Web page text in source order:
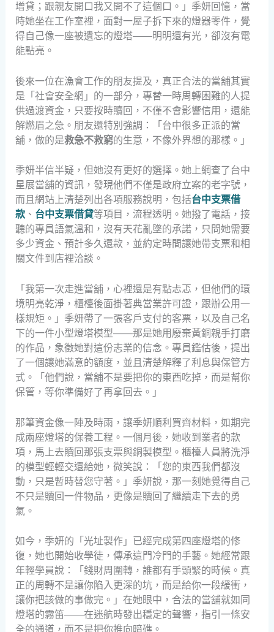
增貸；跟親友開口我又開不了這個口。」季妍回憶，當
時她坐在工作室裡，面對一屋子拆下來的燈器零件，覺
得自己像一座被遺忘的燈塔——明明還有光，卻沒有電
能點亮。
後來一位在漁會工作的朋友提及，真正合法的當舖其實
是「社會安全網」的一部分，專替一時周轉困難的人提
供過渡資金，只要按時贖回，不僅不會影響信用，還能
解燃眉之急。朋友還特別強調：「台中很多正派的當
舖，做的是救急不救窮的生意，不像外界想的那樣。」
季妍半信半疑，但她沒有更好的選擇。她上網查了台中
星展當舖的資訊，發現他們不僅是政府立案的老字號，
而且網站上清楚列出各項服務說明，包括台中支票借
款、 台中支票借貸等項目，流程透明。她撥了電話，接
聽的專員語氣溫和，沒有天花亂墜的承諾，只問她需要
多少資金、預計多久還款，並約定時間讓她帶支票和相
關文件到店裡洽談。
「我第一次走進當舖，心裡還是有點忐忑，但他們的環
境明亮乾淨，櫃檯後面掛著典當業許可證，跟辦公用一
樣規矩。」季妍帶了一張客戶支付的客票，以及自己名
下的一件小型燈塔模型——那是她用廢棄黃銅親手打磨
的作品，象徵她對這份志業的信念。專員鑑估後，提出
了一個讓她滿意的額度，並且清楚解釋了利息與保管方
式。「他們說，當舖不是要把你的東西吃掉，而是幫你
保管，等你準備好了再拿回去。」
那筆資金像一陣及時雨，讓季妍順利買齊材料，如期完
成兩座燈塔的保養工程。一個月後，她收到業者的款
項，馬上去贖回那張支票與銅製模型。櫃檯人員將洗淨
的模型輕輕交還給她，微笑說：「您的東西我們都沒
動，只是暫時替您守著。」季妍說，那一刻她覺得自己
不只是贖回一件物品，更像是贖回了繼續走下去的勇
氣。
如今，季妍的「光址製作」已經完成第四座燈塔的修
復，她也開始收學徒，傳承這門冷門的手藝。她經常跟
年輕學員說：「錢財周圍轉，誰都有手頭緊的時候。真
正的周轉不是讓你陷入更深的坑，而是給你一段緩衝，
讓你把該做的事做完。」在她眼中，合法的當舖就如同
燈塔的霧笛——在迷航時發出穩定的聲響，指引一條安
全的通道，而不是把你推向暗礁。